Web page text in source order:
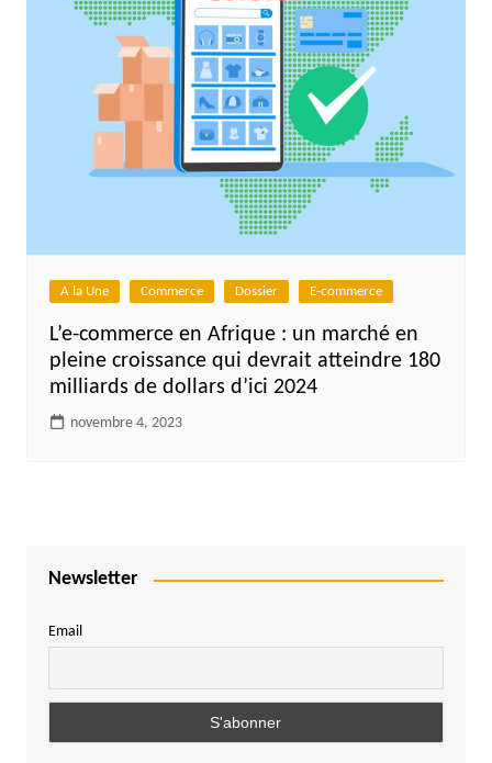
A la Une Commerce Dossier E-commerce
L’e-commerce en Afrique : un marché en
pleine croissance qui devrait atteindre 180
milliards de dollars d’ici 2024
novembre 4, 2023
Newsletter
Email